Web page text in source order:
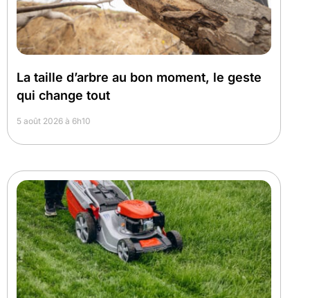
La taille d’arbre au bon moment, le geste
qui change tout
5 août 2026 à 6h10